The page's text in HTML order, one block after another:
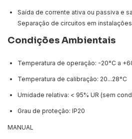
Saída de corrente ativa ou passiva e
Separação de circuitos em instalações
Condições Ambientais
Temperatura de operação: -20°C a
Temperatura de calibração: 20...28°C
Umidade relativa: < 95% UR (sem
Grau de proteção: IP20
MANUAL